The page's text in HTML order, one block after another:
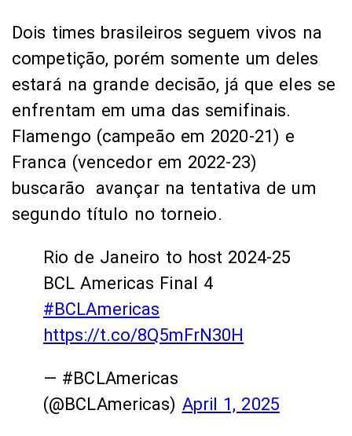
Dois times brasileiros seguem vivos na
competição, porém somente um deles
estará na grande decisão, já que eles se
enfrentam em uma das semifinais.
Flamengo (campeão em 2020-21) e
Franca (vencedor em 2022-23)
buscarão avançar na tentativa de um
segundo título no torneio.
Rio de Janeiro to host 2024-25
BCL Americas Final 4
#BCLAmericas
https://t.co/8Q5mFrN30H
— #BCLAmericas
(@BCLAmericas) April 1, 2025